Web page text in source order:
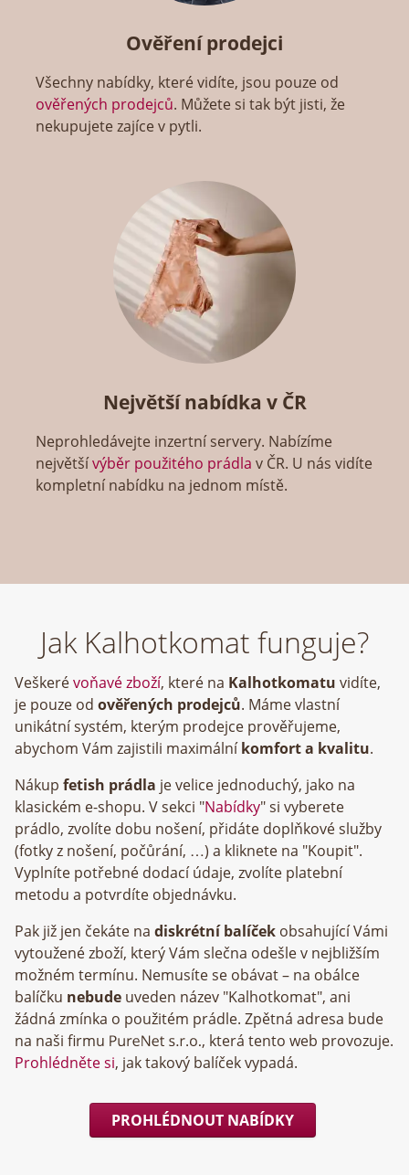
Ověření prodejci
Všechny nabídky, které vidíte, jsou pouze od
ověřených prodejců. Můžete si tak být jisti, že
nekupujete zajíce v pytli.
Největší nabídka v ČR
Neprohledávejte inzertní servery. Nabízíme
největšívýběr použitého prádla v ČR. U nás vidíte
kompletní nabídku na jednom místě.
Jak Kalhotkomat funguje?
Veškerévoňavé zboží, které na Kalhotkomatu vidíte,
je pouze od ověřených prodejců. Máme vlastní
unikátní systém, kterým prodejce prověřujeme,
abychom Vám zajistili maximálníkomfort a kvalitu.
Nákup fetish prádla je velice jednoduchý, jako na
klasickém e-shopu. V sekci "Nabídky" si vyberete
prádlo, zvolíte dobu nošení, přidáte doplňkové služby
(fotky z nošení, počůrání, …) a kliknete na "Koupit".
Vyplníte potřebné dodací údaje, zvolíte platební
metodu a potvrdíte objednávku.
Pak již jen čekáte na diskrétní balíček obsahující Vámi
vytoužené zboží, který Vám slečna odešle v nejbližším
možném termínu. Nemusíte se obávat – na obálce
balíčku nebude uveden název "Kalhotkomat", ani
žádná zmínka o použitém prádle. Zpětná adresa bude
na naši firmu
, která tento web provozuje.
Prohlédněte si, jak takový balíček vypadá.
PROHLÉDNOUT NABÍDKY